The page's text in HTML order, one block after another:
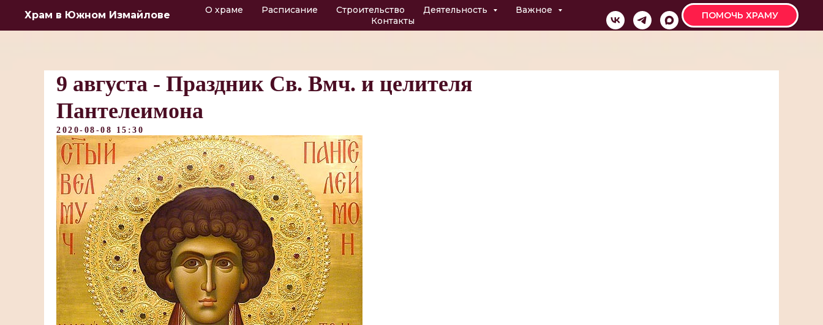
Храм в Южном Измайлове О храме Расписание Строительство Деятельность
Важное
Контакты
ПОМОЧЬ ХРАМУ
9 августа - Праздник Св. Вмч. и целителя
Пантелеимона
2020-08-08 15:30